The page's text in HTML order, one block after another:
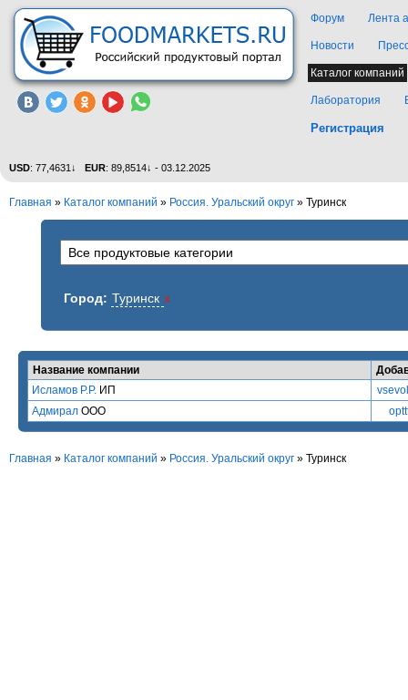
Форум Лента
Новости
Каталог компаний
Лаборатория
Регистрация
USD: 77,4631↓ EUR: 89,8514↓ - 03.12.2025
Главная » Каталог компаний » Россия. Уральский округ » Туринск
Город: Туринск x
Название компании
Исламов Р.Р. ИП
Адмирал ООО
Главная » Каталог компаний » Россия. Уральский округ » Туринск